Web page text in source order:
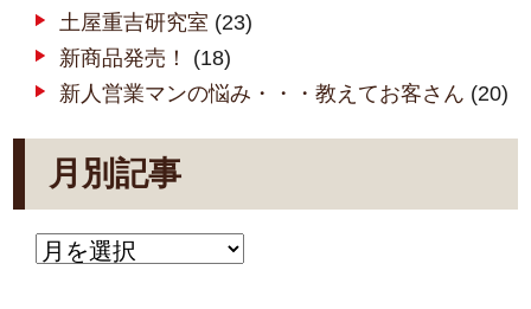
土屋重吉研究室 (23)
新商品発売！
(18)
新人営業マンの悩み・・・教えてお客さん (20)
月別記事